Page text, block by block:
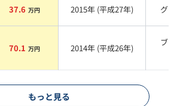
37.6 万円 2015年 (平成27年) グレー
70.1 万円 2014年 (平成26年)
ブラ
もっと見る